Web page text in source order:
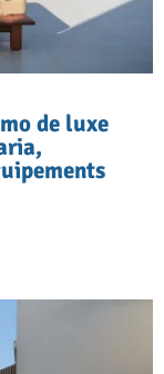
de luxe